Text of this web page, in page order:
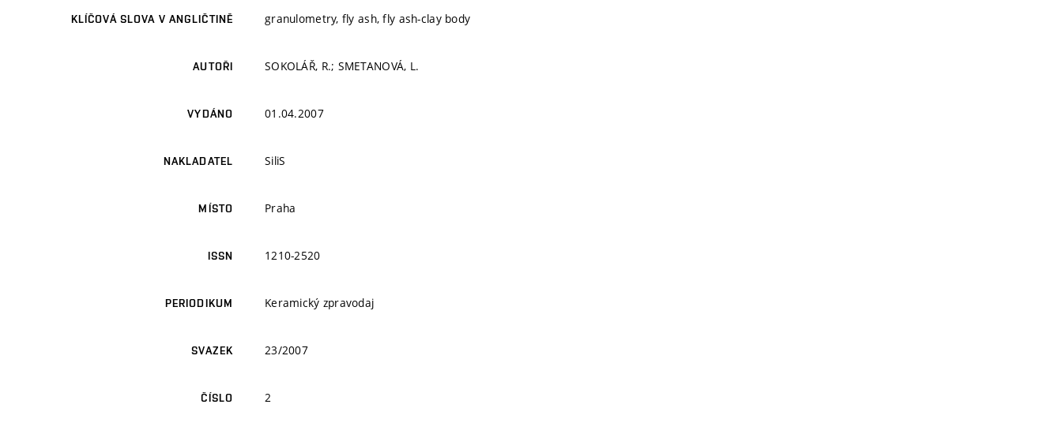
KLÍČOVÁ SLOVA V ANGLIČTINĚ granulometry, fly ash, fly ash-clay body
AUTOŘI SOKOLÁŘ, R.; SMETANOVÁ, L.
VYDÁNO 01.04.2007
NAKLADATEL SiliS
MÍSTO Praha
ISSN 1210-2520
PERIODIKUM Keramický zpravodaj
SVAZEK 23/2007
ČÍSLO 2